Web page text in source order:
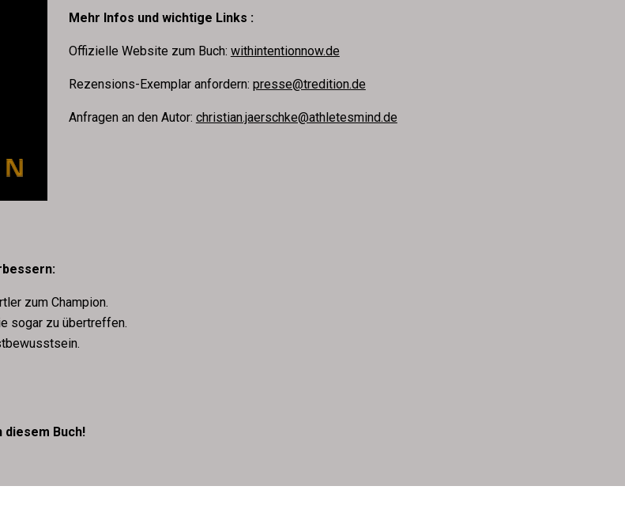
Mehr Infos und wichtige Links :
Offizielle Website zum Buch: withintentionnow.de
Rezensions-Exemplar anfordern: presse@tredition.de
Anfragen an den Autor: christian.jaerschke@athletesmind.de
zum Champion.
sogar zu übertreffen.
diesem Buch!